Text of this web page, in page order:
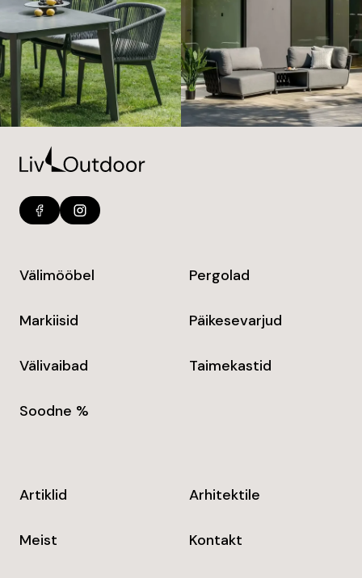
Välimööbel Pergolad
Markiisid Päikesevarjud
Välivaibad Taimekastid
Soodne %
Artiklid Arhitektile
Meist Kontakt